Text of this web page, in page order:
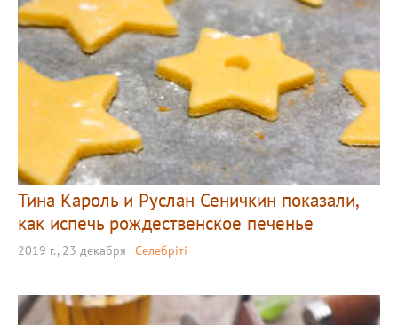
Тина Кароль и Руслан Сеничкин показали,
как испечь рождественское печенье
2019 г., 23 декабря Селебріті